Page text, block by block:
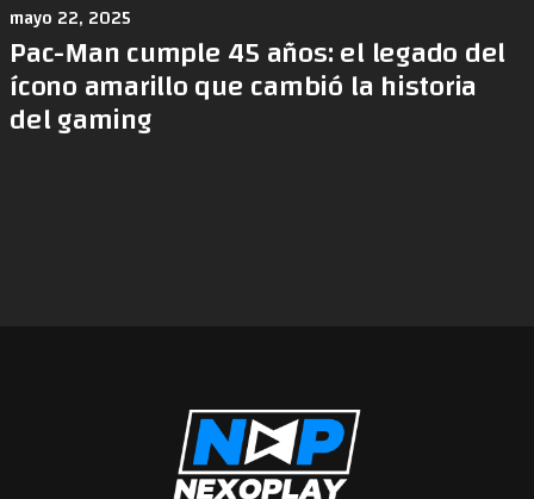
mayo 22, 2025
Pac-Man cumple 45 años: el legado del
ícono amarillo que cambió la historia
del gaming